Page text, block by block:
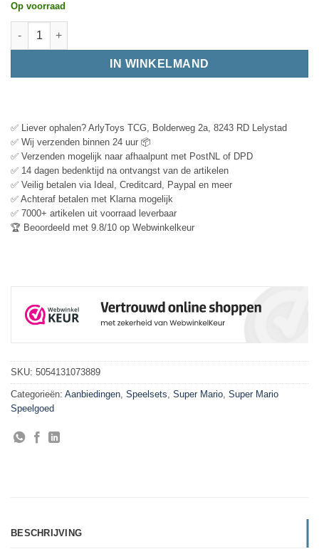
Op voorraad
IN WINKELMAND
✅ Liever ophalen? ArlyToys TCG, Bolderweg 2a, 8243 RD Lelystad
✅ Wij verzenden binnen 24 uur 📦
✅ Verzenden mogelijk naar afhaalpunt met PostNL of DPD
✅ 14 dagen bedenktijd na ontvangst van de artikelen
✅ Veilig betalen via Ideal, Creditcard, Paypal en meer
✅ Achteraf betalen met Klarna mogelijk
✅ 7000+ artikelen uit voorraad leverbaar
🏆 Beoordeeld met 9.8/10 op Webwinkelkeur
SKU: 5054131073889
Categorieën: Aanbiedingen Speelsets Super Mario Super Mario
Speelgoed
BESCHRIJVING